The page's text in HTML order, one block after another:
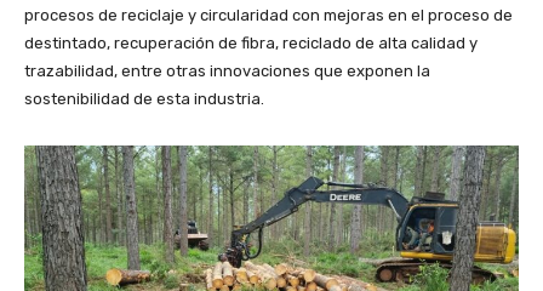
procesos de reciclaje y circularidad con mejoras en el proceso de
destintado, recuperación de fibra, reciclado de alta calidad y
trazabilidad, entre otras innovaciones que exponen la
sostenibilidad de esta industria.